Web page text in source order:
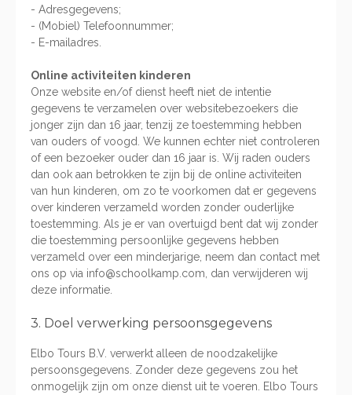
- Adresgegevens;
- (Mobiel) Telefoonnummer;
- E-mailadres.
Online activiteiten kinderen
Onze website en/of dienst heeft niet de intentie
gegevens te verzamelen over websitebezoekers die
jonger zijn dan 16 jaar, tenzij ze toestemming hebben
van ouders of voogd. We kunnen echter niet controleren
of een bezoeker ouder dan 16 jaar is. Wij raden ouders
dan ook aan betrokken te zijn bij de online activiteiten
van hun kinderen, om zo te voorkomen dat er gegevens
over kinderen verzameld worden zonder ouderlijke
toestemming. Als je er van overtuigd bent dat wij zonder
die toestemming persoonlijke gegevens hebben
verzameld over een minderjarige, neem dan contact met
ons op via info@schoolkamp.com, dan verwijderen wij
deze informatie.
3. Doel verwerking persoonsgegevens
Elbo Tours B.V. verwerkt alleen de noodzakelijke
persoonsgegevens. Zonder deze gegevens zou het
onmogelijk zijn om onze dienst uit te voeren. Elbo Tours